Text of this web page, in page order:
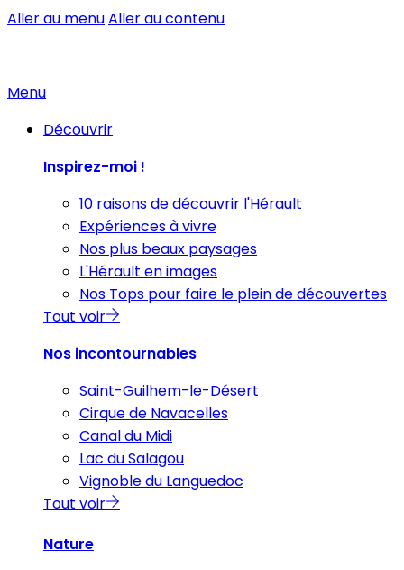
Aller au menuAller au contenu
Menu
Découvrir
Inspirez-moi !
10 raisons de découvrir l'Hérault
Expériences à vivre
Nos plus beaux paysages
L'Hérault en images
Nos Tops pour faire le plein de découvertes
Tout voir
Nos incontournables
Saint-Guilhem-le-Désert
Cirque de Navacelles
Canal du Midi
Lac du Salagou
Vignoble du Languedoc
Tout voir
Nature